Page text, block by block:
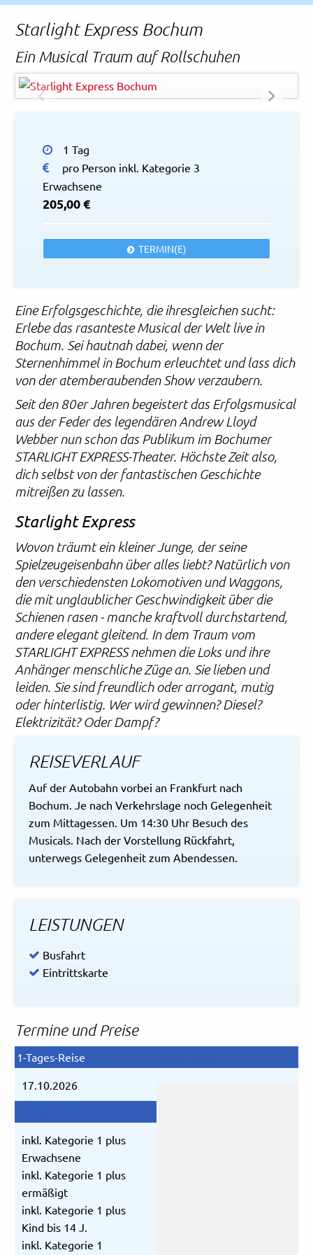
Starlight Express Bochum
Ein Musical Traum auf Rollschuhen
© STARLIGHT EXPRESS
1 Tag
pro Person inkl. Kategorie 3
Erwachsene
205,00 €
TERMIN(E)
Eine Erfolgsgeschichte, die ihresgleichen sucht:
Erlebe das rasanteste Musical der Welt live in
Bochum. Sei hautnah dabei, wenn der
Sternenhimmel in Bochum erleuchtet und lass dich
von der atemberaubenden Show verzaubern.
Seit den 80er Jahren begeistert das Erfolgsmusical
aus der Feder des legendären Andrew Lloyd
Webber nun schon das Publikum im Bochumer
STARLIGHT EXPRESS-Theater. Höchste Zeit also,
dich selbst von der fantastischen Geschichte
mitreißen zu lassen.
Starlight Express
Wovon träumt ein kleiner Junge, der seine
Spielzeugeisenbahn über alles liebt? Natürlich von
den verschiedensten Lokomotiven und Waggons,
die mit unglaublicher Geschwindigkeit über die
Schienen rasen - manche kraftvoll durchstartend,
andere elegant gleitend. In dem Traum vom
STARLIGHT EXPRESS nehmen die Loks und ihre
Anhänger menschliche Züge an. Sie lieben und
leiden. Sie sind freundlich oder arrogant, mutig
oder hinterlistig. Wer wird gewinnen? Diesel?
Elektrizität? Oder Dampf?
REISEVERLAUF
Auf der Autobahn vorbei an Frankfurt nach
Bochum. Je nach Verkehrslage noch Gelegenheit
zum Mittagessen. Um 14:30 Uhr Besuch des
Musicals. Nach der Vorstellung Rückfahrt,
unterwegs Gelegenheit zum Abendessen.
LEISTUNGEN
Busfahrt
Eintrittskarte
Termine und Preise
17.10.2026
inkl. Kategorie 1 plus
Erwachsene
inkl. Kategorie 1 plus
ermäßigt
inkl. Kategorie 1 plus
Kind bis 14 J.
inkl. Kategorie 1
Rechtliches und AGB
Reiseversicherung